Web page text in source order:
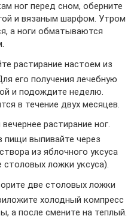
ног перед сном, оберните
и вязаным шарфом. Утром
а ноги обматываются
растирание настоем из
его получения лечебную
и подождите неделю.
в течение двух месяцев.
растирание ног.
пищи выпивайте через
из яблочного уксуса
ложки уксуса).
две столовых ложки
холодный компресс
а после смените на теплый.